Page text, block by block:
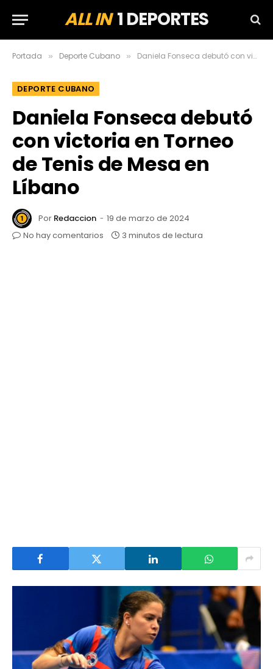
ALL IN1 DEPORTES
Portada » Deporte Cubano » Daniela Fonseca debutó con victoria en Torneo de Tenis de Mesa en Líbano
DEPORTE CUBANO
Daniela Fonseca debutó
con victoria en Torneo
de Tenis de Mesa en
Líbano
Por Redaccion
19 de marzo de 2024
No hay comentarios
3 minutos de lectura